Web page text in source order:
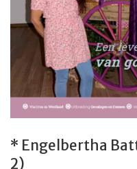
* Engelbertha
2)